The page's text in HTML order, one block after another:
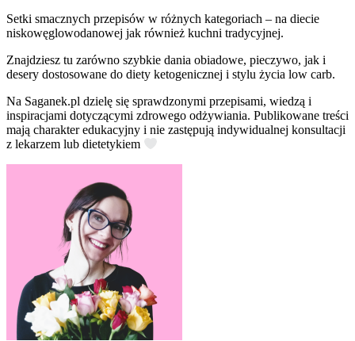
Setki smacznych przepisów w różnych kategoriach – na diecie
niskowęglowodanowej jak również kuchni tradycyjnej.
Znajdziesz tu zarówno szybkie dania obiadowe, pieczywo, jak i
desery dostosowane do diety ketogenicznej i stylu życia low carb.
Na Saganek.pl dzielę się sprawdzonymi przepisami, wiedzą i
inspiracjami dotyczącymi zdrowego odżywiania. Publikowane treści
mają charakter edukacyjny i nie zastępują indywidualnej konsultacji
z lekarzem lub dietetykiem